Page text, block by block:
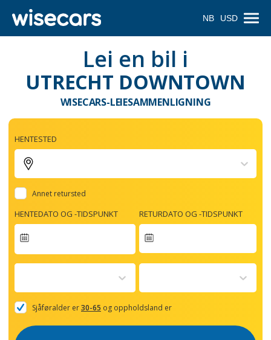
NB USD
Lei en bil i
UTRECHT DOWNTOWN
WISECARS-LEIESAMMENLIGNING
HENTESTED
Annet retursted
HENTEDATO OG -TIDSPUNKT
forward
with
the
and
RETURDATO OG -TIDSPUNKT
Sjåføralder er30-65 og oppholdsland er